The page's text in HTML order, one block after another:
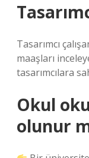
Tasarımcı
maaşları
tasarımcılara
Okul
olunur